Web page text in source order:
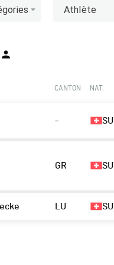
Athlète
CANTON NAT.
-
GR
LU